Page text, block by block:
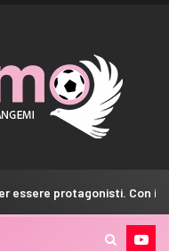
Con i tifosi nulla è